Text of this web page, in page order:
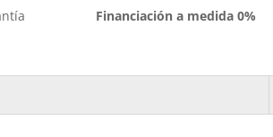
Financiación a medida 0%